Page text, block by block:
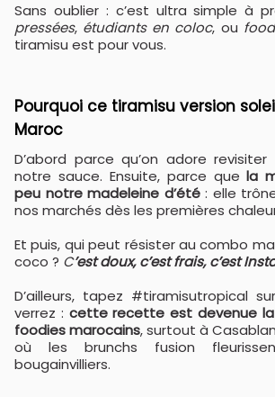
Sans oublier : c’est ultra simple à
pressées, étudiants en coloc, ou
tiramisu est pour vous.
Pourquoi ce tiramisu version
Maroc
D’abord parce qu’on adore revisiter les classiques à
notre sauce. Ensuite, parce que la
peu notre madeleine d’été: elle
nos marchés dès les premières
Et puis, qui peut résister au combo
coco ? C’est doux, c’est frais, c’est
D’ailleurs, tapez #tiramisutropical
verrez : cette recette est devenue
foodies marocains, surtout à
où les brunchs fusion
bougainvilliers.